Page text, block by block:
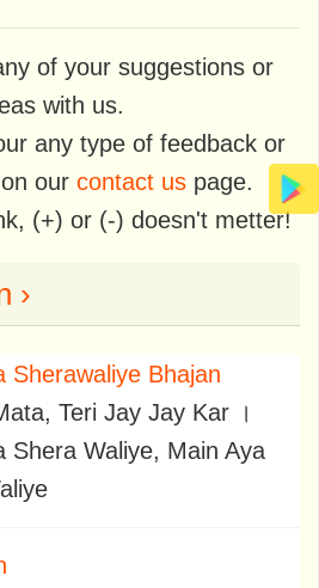
of your suggestions or
with us.
any type of feedback or
our contact uspage.
(+) or (-) doesn't metter!
›
Sherawaliye Bhajan
Teri Jay Jay Kar ।
Shera Waliye, Main Aya